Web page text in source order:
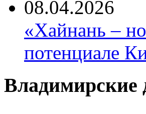
08.04.2026
«Хайнань –
потенциале
Владимирские